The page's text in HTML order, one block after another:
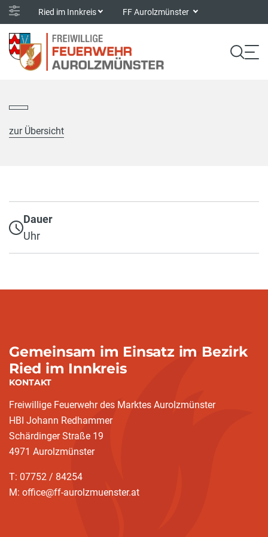
Ried im Innkreis FF Aurolzmünster
zur Übersicht
Dauer
Uhr
Gemeinsam im Einsatz im Bezirk
Ried im Innkreis
KONTAKT
Freiwillige Feuerwehr des Marktes Aurolzmünster
HBI Johann Redhammer
Schärdinger Straße 19
4971 Aurolzmünster
T: 07752 / 84254
M: office@ff-aurolzmuenster.at